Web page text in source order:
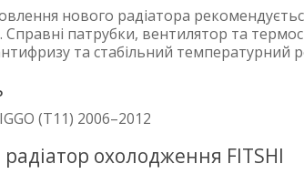
нового радіатора
патрубки, вентилятор та
та стабільний температурний
(T11) 2006–2012
охолодження FITSHI